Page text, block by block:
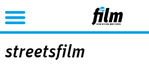
Jump to Navigation
streetsfilm